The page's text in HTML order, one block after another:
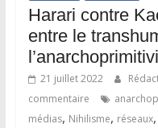
Harari contre
entre le
21 juillet 2022
commentaire
médias, Nihilisme, réseaux,